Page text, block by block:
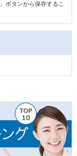
ボタンから保存するこ